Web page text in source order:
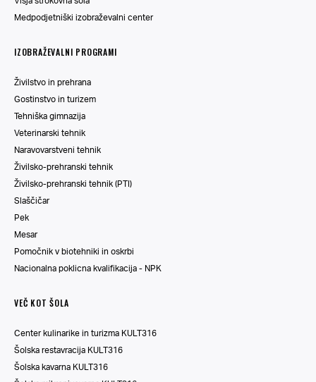
Medpodjetniški izobraževalni center
IZOBRAŽEVALNI PROGRAMI
Živilstvo in prehrana
Gostinstvo in turizem
Tehniška gimnazija
Veterinarski tehnik
Naravovarstveni tehnik
Živilsko-prehranski tehnik
Živilsko-prehranski tehnik (PTI)
Slaščičar
Pek
Mesar
Pomočnik v biotehniki in oskrbi
Nacionalna poklicna kvalifikacija - NPK
VEČ KOT ŠOLA
Center kulinarike in turizma KULT316
Šolska restavracija KULT316
Šolska kavarna KULT316